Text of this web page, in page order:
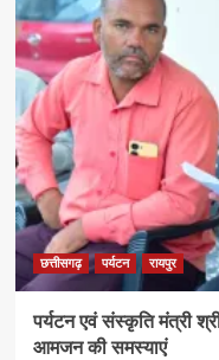
रजत
पदक
विजेता
ज्ञानेश्वरी
यादव
शिक्षा
मंत्री
गजेंद्र
यादव
ने
की
छत्तीसगढ़ पर्यटन रायपुर
पर्यटन एवं संस्कृति मंत्री
आमजन की समस्याएं